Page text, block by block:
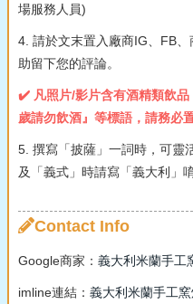
場服務人員)
4. 請於文末置入廠商IG、FB
助留下您的評論。
✔️ 凡照片/影片含有酒精類飲
歲請勿飲酒』等標語，請務必
5. 撰寫「披薩」一詞時，可靈
及「義式」時請寫「義大利」唷
Contact Info
Google商家： 義大利米蘭手工
imline連結： 義大利米蘭手工